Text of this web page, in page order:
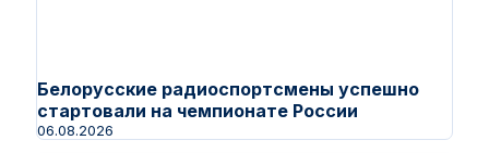
Белорусские радиоспортсмены успешно
стартовали на чемпионате России
06.08.2026